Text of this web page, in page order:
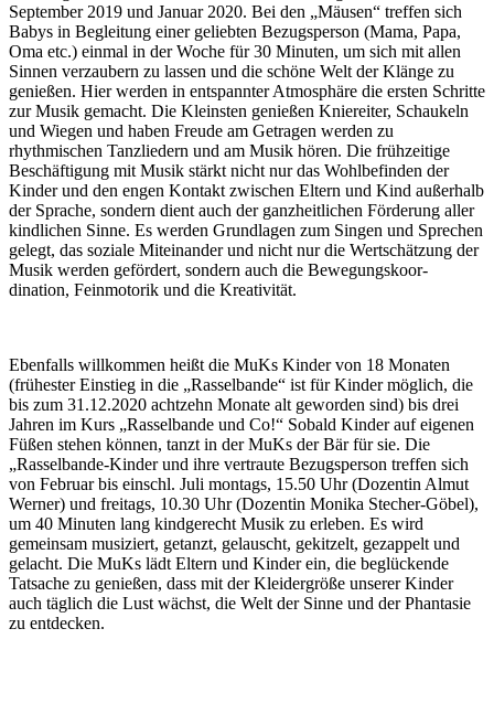
September 2019 und Januar 2020. Bei den „Mäusen“ treffen sich
Babys in Begleitung einer geliebten Bezugsperson (Mama, Papa,
Oma etc.) einmal in der Woche für 30 Minuten, um sich mit allen
Sinnen verzaubern zu lassen und die schöne Welt der Klänge zu
genießen. Hier werden in entspannter Atmosphäre die ersten Schritte
zur Musik gemacht. Die Kleinsten genießen Kniereiter, Schaukeln
und Wiegen und haben Freude am Getragen werden zu
rhythmischen Tanzliedern und am Musik hören. Die frühzeitige
Beschäftigung mit Musik stärkt nicht nur das Wohlbefinden der
Kinder und den engen Kontakt zwischen Eltern und Kind außerhalb
der Sprache, sondern dient auch der ganzheitlichen Förderung aller
kindlichen Sinne. Es werden Grundlagen zum Singen und Sprechen
gelegt, das soziale Miteinander und nicht nur die Wertschätzung der
Musik werden gefördert, sondern auch die Bewegungskoor-
dination, Feinmotorik und die Kreativität.
Ebenfalls willkommen heißt die MuKs Kinder von 18 Monaten
(frühester Einstieg in die „Rasselbande“ ist für Kinder möglich, die
bis zum 31.12.2020 achtzehn Monate alt geworden sind) bis drei
Jahren im Kurs „Rasselbande und Co!“ Sobald Kinder auf eigenen
Füßen stehen können, tanzt in der MuKs der Bär für sie. Die
„Rasselbande-Kinder und ihre vertraute Bezugsperson treffen sich
von Februar bis einschl. Juli montags, 15.50 Uhr (Dozentin Almut
Werner) und freitags, 10.30 Uhr (Dozentin Monika Stecher-Göbel),
um 40 Minuten lang kindgerecht Musik zu erleben. Es wird
gemeinsam musiziert, getanzt, gelauscht, gekitzelt, gezappelt und
gelacht. Die MuKs lädt Eltern und Kinder ein, die beglückende
Tatsache zu genießen, dass mit der Kleidergröße unserer Kinder
auch täglich die Lust wächst, die Welt der Sinne und der Phantasie
zu entdecken.